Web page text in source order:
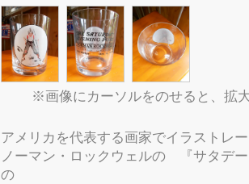
※画像にカーソルをのせると、拡
アメリカを代表する画家でイラストレ
ノーマン・ロックウェルの 『サタ
の